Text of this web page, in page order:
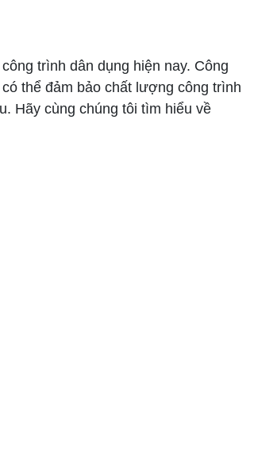
trình dân dụng hiện nay. Công
thể đảm bảo chất lượng công trình
Hãy cùng chúng tôi tìm hiểu về